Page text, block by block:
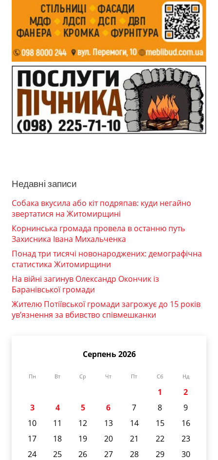
Недавні записи
Собака вкусила або кіт подряпав: куди негайно
звертатися на Житомирщині
Корнинська громада провела в останню путь
Захисника Івана Михальченка
Понад три тисячі новонароджених: демографічна
статистика Житомирщини
На війні загинув Олександр Окончик із
Баранівської громади
Жителю Потіївської громади загрожує до 15 років
ув’язнення за вбивство співмешканки
Серпень 2026
Пн Вт Ср Чт Пт Сб Нд
1
2
3
4 5 6 7 8
9
10
11 12 13 14 15
16
17
18 19 20 21 22
23
24
25 26 27 28 29
30